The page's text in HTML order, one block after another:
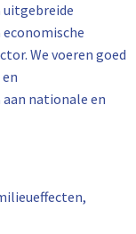
uitgebreide
We voeren goed
nationale en